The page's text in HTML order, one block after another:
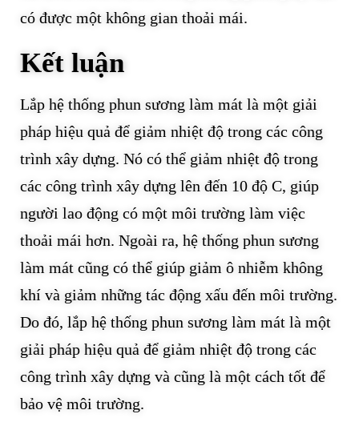
có được một không gian thoải mái.
Kết luận
Lắp hệ thống phun sương làm mát là một giải
pháp hiệu quả để giảm nhiệt độ trong các công
trình xây dựng. Nó có thể giảm nhiệt độ trong
các công trình xây dựng lên đến 10 độ C, giúp
người lao động có một môi trường làm việc
thoải mái hơn. Ngoài ra, hệ thống phun sương
làm mát cũng có thể giúp giảm ô nhiễm không
khí và giảm những tác động xấu đến môi trường.
Do đó, lắp hệ thống phun sương làm mát là một
giải pháp hiệu quả để giảm nhiệt độ trong các
công trình xây dựng và cũng là một cách tốt để
bảo vệ môi trường.